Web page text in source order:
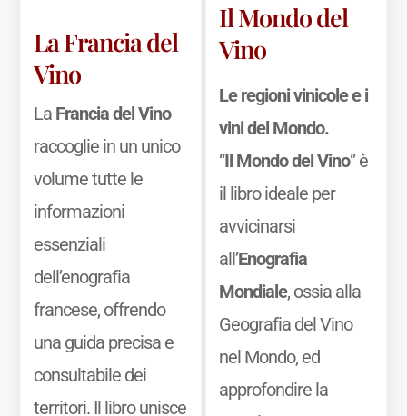
La Francia del
Vino
La Francia del Vino
raccoglie in un unico
volume tutte le
informazioni
essenziali
dell’enografia
francese, offrendo
una guida precisa e
consultabile dei
territori. Il libro unisce
Il Mondo del
Vino
Le regioni vinicole e i
vini del Mondo.
“Il Mondo del Vino” è
il libro ideale per
avvicinarsi
all’Enografia
Mondiale, ossia alla
Geografia del Vino
nel Mondo, ed
approfondire la